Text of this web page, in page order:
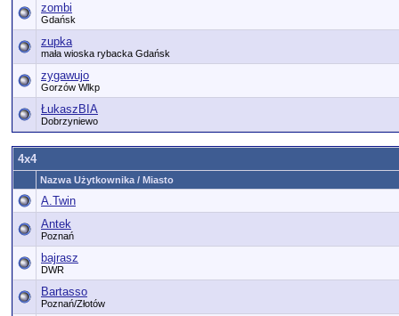
zombi
Gdańsk
zupka
mała wioska rybacka Gdańsk
zygawujo
Gorzów Wlkp
ŁukaszBIA
Dobrzyniewo
4x4
Nazwa Użytkownika / Miasto
A.Twin
Antek
Poznań
bajrasz
DWR
Bartasso
Poznań/Złotów